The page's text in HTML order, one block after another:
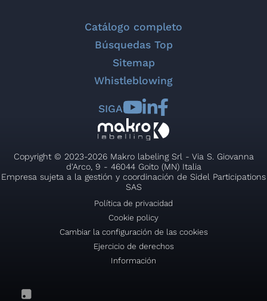
Catálogo completo
Búsquedas Top
Sitemap
Whistleblowing
SIGA
Copyright © 2023-2026 Makro labeling Srl - Via S. Giovanna
d'Arco, 9 - 46044 Goito (MN) Italia
Empresa sujeta a la gestión y coordinación de Sidel Participations
SAS
Política de privacidad
Cookie policy
Cambiar la configuración de las cookies
Ejercicio de derechos
Información